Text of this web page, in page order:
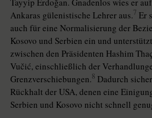
Ankaras gülenistische Lehrer aus.7 Er
auch für eine Normalisierung der
Kosovo und Serbien ein und
zwischen den Präsidenten Hashim
Vučić, einschließlich der
Grenzverschiebungen.8 Dadurch
Rückhalt der USA, denen eine
Serbien und Kosovo nicht schnell